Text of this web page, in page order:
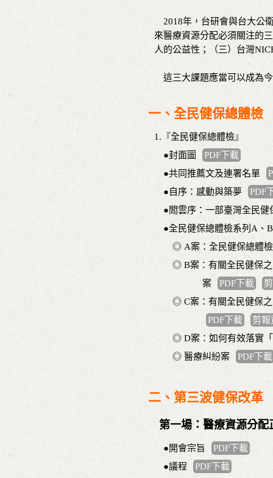
2018年，台研會與台大公
來醫療資源分配必須關注的
人的公益性；（三）台灣
這三大課題應當可以成為
一、全民健保總體檢
1.『全民健保總體檢』
●封面圖
PDF下載
●共同推薦文及連署名單
●自序：感動與築夢
PDF
●閻雲序：一部臺灣全民健
●全民健保總體檢系列A、
◎ A案：全民健保總體檢
◎ B案：有關全民健保之「
案
PDF下載
◎ C案：有關全民健保之
PDF下載
剪報
◎ D案：如何有效落實「
◎ 醫療糾紛案
PDF下載
二、第三波健保改革
第一場：醫療資源分配
●開會宗旨
PDF下載
●議程
PDF下載